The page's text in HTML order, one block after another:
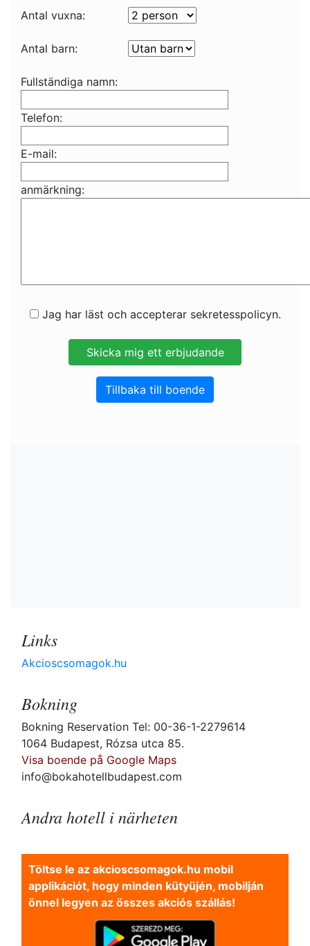
Antal vuxna:
Antal barn:
Fullständiga namn:
Telefon:
E-mail:
anmärkning:
Jag har läst och accepterar sekretesspolicyn.
Tillbaka till boende
Links
Akcioscsomagok.hu
Bokning
Bokning Reservation Tel: 00-36-1-2279614
1064 Budapest, Rózsa utca 85.
Visa boende på Google Maps
info@bokahotellbudapest.com
Andra hotell i närheten
Töltse le az akcioscsomagok.hu mobil
applikációt, hogy minden kütyüjén, mobilján
önnel legyen az összes akciós szállás!